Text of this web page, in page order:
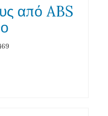
από ABS